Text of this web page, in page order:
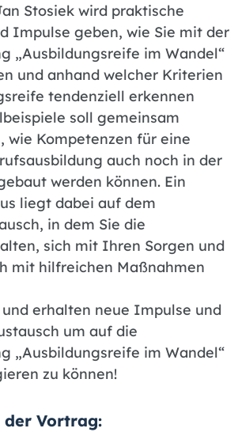
Stosiek wird praktische
Impulse geben, wie Sie mit der
„Ausbildungsreife im Wandel“
und anhand welcher Kriterien
tendenziell erkennen
soll gemeinsam
wie Kompetenzen für eine
auch noch in der
werden können. Ein
liegt dabei auf dem
in dem Sie die
sich mit Ihren Sorgen und
mit hilfreichen Maßnahmen
und erhalten neue Impulse und
um auf die
„Ausbildungsreife im Wandel“
zu können!
Vortrag: